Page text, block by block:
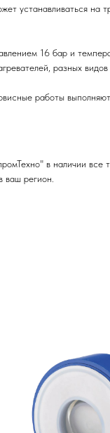
устанавливаться на
16 бар и
разных
работы
в наличии
ваш регион.